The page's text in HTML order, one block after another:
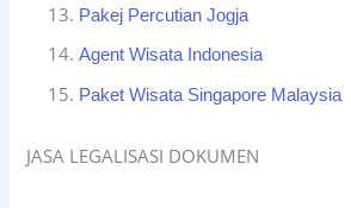
Pakej Percutian Jogja
Agent Wisata Indonesia
Paket Wisata Singapore Malaysia
JASA LEGALISASI DOKUMEN